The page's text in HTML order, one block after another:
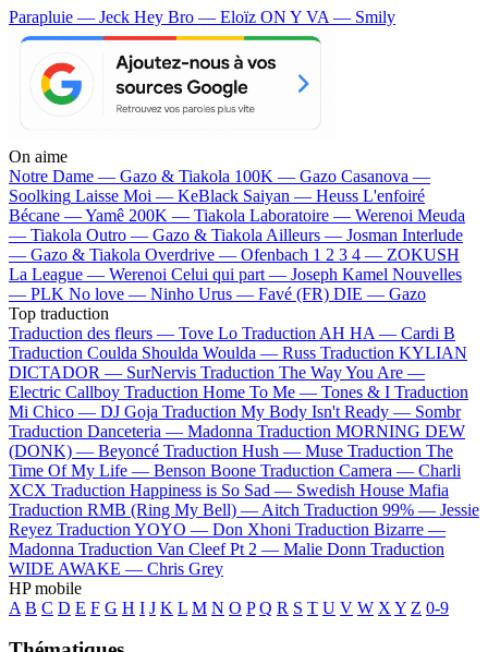
Parapluie — Jeck Hey Bro — Eloïz ON Y VA — Smily
On aime
Notre Dame — Gazo & Tiakola 100K — Gazo Casanova —
Soolking Laisse Moi — KeBlack Saiyan — Heuss L'enfoiré
Bécane —Yamê 200K — Tiakola Laboratoire — Werenoi Meuda
— Tiakola Outro — Gazo & Tiakola Ailleurs — Josman Interlude
— Gazo & Tiakola Overdrive — Ofenbach 1 2 3 4 — ZOKUSH
La League — Werenoi Celui qui part — Joseph Kamel Nouvelles
— PLK No love — Ninho Urus — Favé (FR) DIE — Gazo
Top traduction
Traduction des fleurs — Tove Lo Traduction AH HA — Cardi B
Traduction Coulda Shoulda Woulda — Russ Traduction KYLIAN
DICTADOR — SurNervis Traduction The Way You Are —
Electric Callboy Traduction Home To Me — Tones & I Traduction
Mi Chico — DJ Goja Traduction My Body Isn't Ready — Sombr
Traduction Danceteria — Madonna Traduction MORNING DEW
(DONK) — Beyoncé Traduction Hush — Muse Traduction The
Time Of My Life — Benson Boone Traduction Camera — Charli
XCX Traduction Happiness is So Sad — Swedish House Mafia
Traduction RMB (Ring My Bell) — Aitch Traduction 99% — Jessie
Reyez Traduction YOYO — Don Xhoni Traduction Bizarre —
Madonna Traduction Van Cleef Pt 2 — Malie Donn Traduction
WIDE AWAKE — Chris Grey
HP mobile
A B C D E F G H I J K L M N O P Q R S T U V W X Y Z 0-9